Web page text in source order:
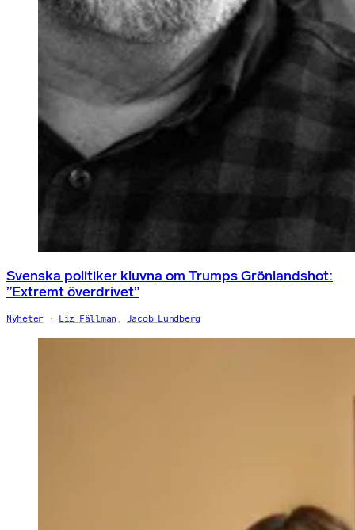
Svenska politiker kluvna om Trumps Grönlandshot:
”Extremt överdrivet”
Nyheter Liz Fällman Jacob Lundberg